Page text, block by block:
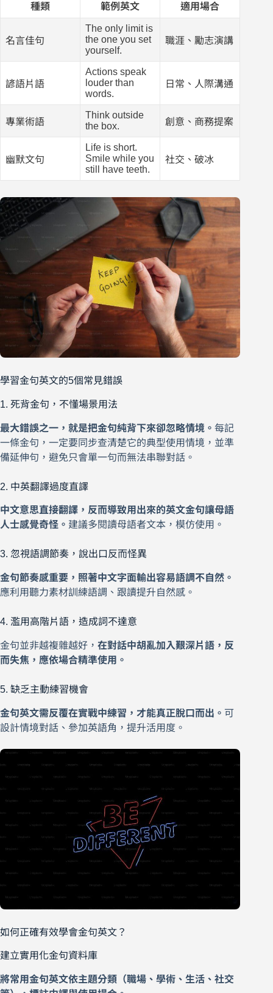
種類 範例英文 適用場合
名言佳句
The only limit is
the one you set
yourself.
職涯、勵志演講
諺語片語
Actions speak
louder than
words.
日常、人際溝通
專業術語
Think outside
the box.
創意、商務提案
幽默文句
Life is short.
Smile while you
still have teeth.
社交、破冰
學習金句英文的5個常見錯誤
1. 死背金句，不懂場景用法
最大錯誤之一，就是把金句純背下來卻忽略情境。 每記
一條金句，一定要同步查清楚它的典型使用情境，並準
備延伸句，避免只會單一句而無法串聯對話。
2. 中英翻譯過度直譯
中文意思直接翻譯，反而導致用出來的英文金句讓母語
人士感覺奇怪。 建議多閱讀母語者文本，模仿使用。
3. 忽視語調節奏，說出口反而怪異
金句節奏感重要，照著中文字面輸出容易語調不自然。
應利用聽力素材訓練語調、跟讀提升自然感。
4. 濫用高階片語，造成詞不達意
金句並非越複雜越好， 在對話中胡亂加入艱深片語，反
而失焦，應依場合精準使用。
5. 缺乏主動練習機會
金句英文需反覆在實戰中練習，才能真正脫口而出。 可
設計情境對話、參加英語角，提升活用度。
如何正確有效學會金句英文？
建立實用化金句資料庫
將常用金句英文依主題分類（職場、學術、生活、社交